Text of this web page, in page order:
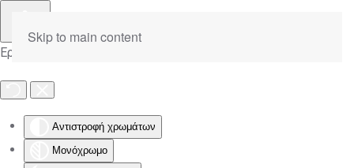
Εργαλειοθήκη Προσβασιμότητας
Αντιστροφή χρωμάτων
Μονόχρωμο
Skip to main content